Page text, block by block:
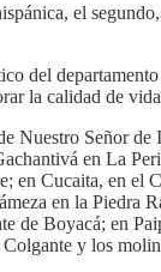
el
del
la calidad de
Nuestro Señor
en La
en Cucaita, en el
en la
de Boyacá; en
y los